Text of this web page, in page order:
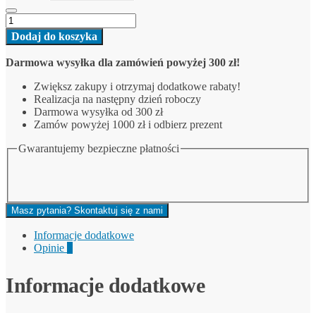
ilość
Osłonka
na
zagłówek
Dodaj do koszyka
Darmowa wysyłka dla zamówień powyżej 300 zł!
Zwiększ zakupy i otrzymaj dodatkowe rabaty!
Realizacja na następny dzień roboczy
Darmowa wysyłka od 300 zł
Zamów powyżej 1000 zł i odbierz prezent
Gwarantujemy bezpieczne płatności
Masz pytania? Skontaktuj się z nami
Informacje dodatkowe
Opinie
Informacje dodatkowe